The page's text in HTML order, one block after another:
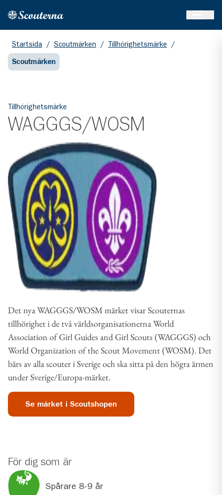
Hem
Startsida / Scoutmärken / Tillhörighetsmärke /
Scoutmärken
Tillhörighetsmärke
WAGGGS/WOSM
Det nya WAGGGS/WOSM märket visar Scouternas
tillhörighet i de två världsorganisationerna World
Association of Girl Guides and Girl Scouts (WAGGGS) och
World Organization of the Scout Movement (WOSM). Det
bärs av alla scouter i Sverige och ska sitta på den högra ärmen
under Sverige/Europa-märket.
Se märket i Scoutshopen
För dig som är
Spårare 8-9 år